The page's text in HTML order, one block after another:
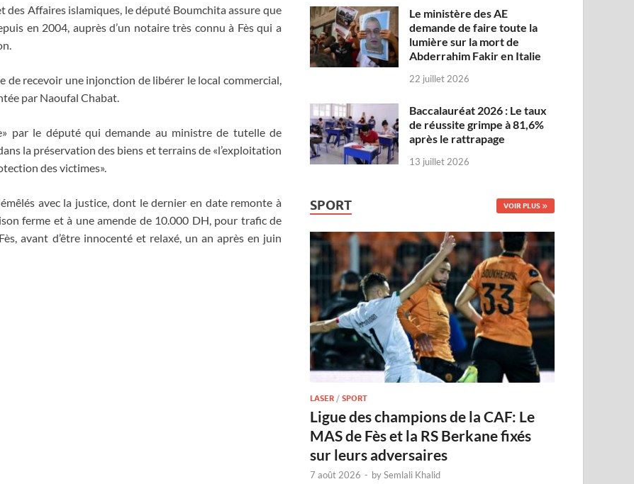
Affaires islamiques, le député Boumchita assure que
en 2004, auprès d’un notaire très connu à Fès qui a
de recevoir une injonction de libérer le local commercial,
par Naoufal Chabat.
par le député qui demande au ministre de tutelle de
la préservation des biens et terrains de «l’exploitation
des victimes».
avec la justice, dont le dernier en date remonte à
ferme et à une amende de 10.000 DH, pour trafic de
avant d’être innocenté et relaxé, un an après en juin
Le ministère des AE
demande de faire toute la
lumière sur la mort de
Abderrahim Fakir en Italie
22 juillet 2026
Baccalauréat 2026 : Le taux
de réussite grimpe à 81,6%
après le rattrapage
13 juillet 2026
SPORT VOIR PLUS
LASER /SPORT
Ligue des champions de la CAF: Le
MAS de Fès et la RS Berkane fixés
sur leurs adversaires
7 août 2026 - bySemlali Khalid